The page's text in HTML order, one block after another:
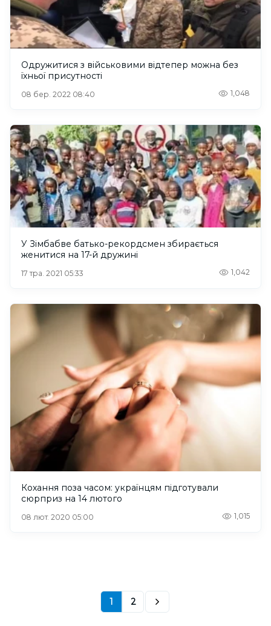
Одружитися з військовими відтепер можна без
їхньої присутності
08 бер. 2022 08:40 1,048
У Зімбабве батько-рекордсмен збирається
женитися на 17-й дружині
17 тра. 2021 05:33 1,042
Кохання поза часом: українцям підготували
сюрприз на 14 лютого
08 лют. 2020 05:00 1,015
1 2